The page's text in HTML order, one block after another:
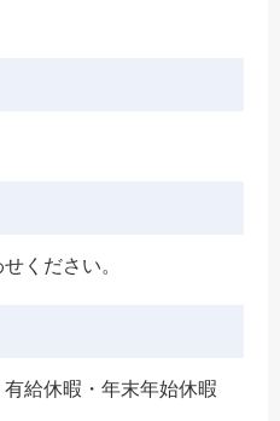
ください。
給休暇・年末年始休暇